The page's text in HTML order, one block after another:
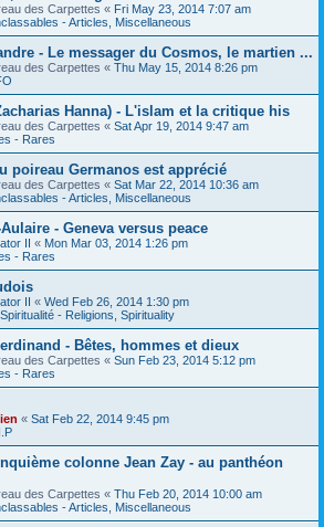
des Carpettes « Fri May 23, 2014 7:07 am
- Articles, Miscellaneous
- Le messager du Cosmos, le martien ...
des Carpettes « Thu May 15, 2014 8:26 pm
Hanna) - L'islam et la critique his
des Carpettes « Sat Apr 19, 2014 9:47 am
- Rares
poireau Germanos est apprécié
des Carpettes « Sat Mar 22, 2014 10:36 am
- Articles, Miscellaneous
- Geneva versus peace
II « Mon Mar 03, 2014 1:26 pm
- Rares
II « Wed Feb 26, 2014 1:30 pm
- Religions, Spirituality
- Bêtes, hommes et dieux
des Carpettes « Sun Feb 23, 2014 5:12 pm
- Rares
« Sat Feb 22, 2014 9:45 pm
colonne Jean Zay - au panthéon
des Carpettes « Thu Feb 20, 2014 10:00 am
- Articles, Miscellaneous